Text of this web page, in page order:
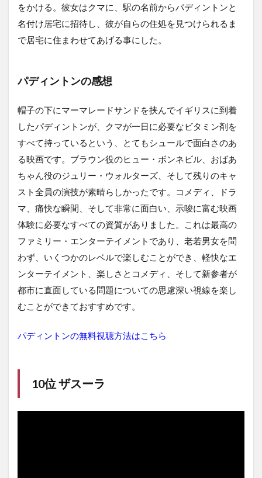
をかける。彼女はクマに、駅の名前からパディントンと
名付け居宅に招待し、彼が自らの住処を見つけられるま
で居宅に住まわせてあげる事にした。
パディントンの感想
帽子の下にマーマレードサンドを挟んでイギリスに到着
したパディントンが、クマが一日に必要なビタミン剤を
すべて持っているという、とてもシュールで面白さのあ
る映画です。ブラウン役のヒュー・ボンネビル、おばあ
ちゃん役のジュリー・ウォルターズ、そして残りのキャ
スト全員の演技が素晴らしかったです。コメディ、ドラ
マ、痛快な瞬間、そして非常に面白い、示唆に富む映画
体験に必要なすべての資質がありました。これは最高の
ファミリー・エンターテイメントであり、老若男女を問
わず、いくつかのレベルで楽しむことができ、軽快なエ
ンターテイメント、楽しさとコメディ、そして新参者が
都市に直面している問題についての思慮深い視線を楽し
むことができておすすめです。
パディントンの無料視聴方法はこちら
10位 ザスーラ